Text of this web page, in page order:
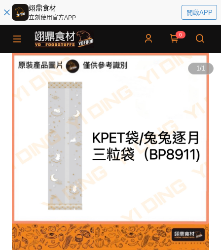
翊鼎食材
立刻使用官方APP
開啟APP
0
1/1